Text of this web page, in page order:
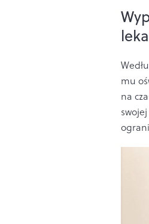
mu
na